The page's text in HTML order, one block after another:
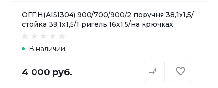
ОГПН(AISI304) 900/700/900/2 поручня 38,1х1,5/
стойка 38,1х1,5/1 ригель 16х1,5/на крючках
В наличии
4 000 руб.